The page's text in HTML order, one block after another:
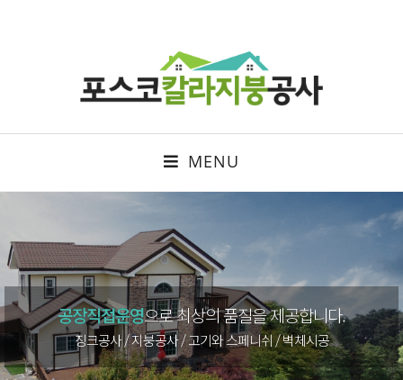
MENU
공장직접운영으로 최상의 품질을 제공합니다.
징크공사 / 지붕공사 / 고기와 스페니쉬 / 벽체시공